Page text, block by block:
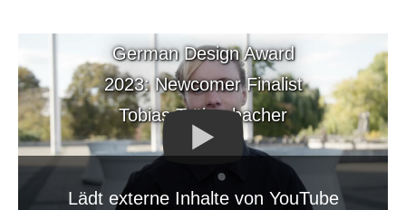
German Design Award
2023: Newcomer Finalist
Tobias Trübenbacher
Lädt externe Inhalte von YouTube